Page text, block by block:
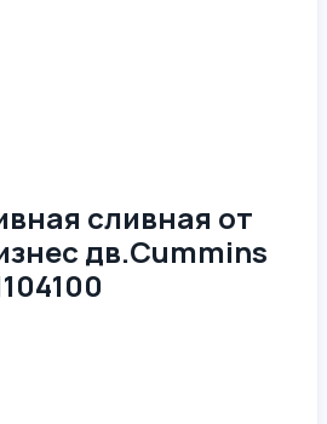
сливная от
дв.Cummins